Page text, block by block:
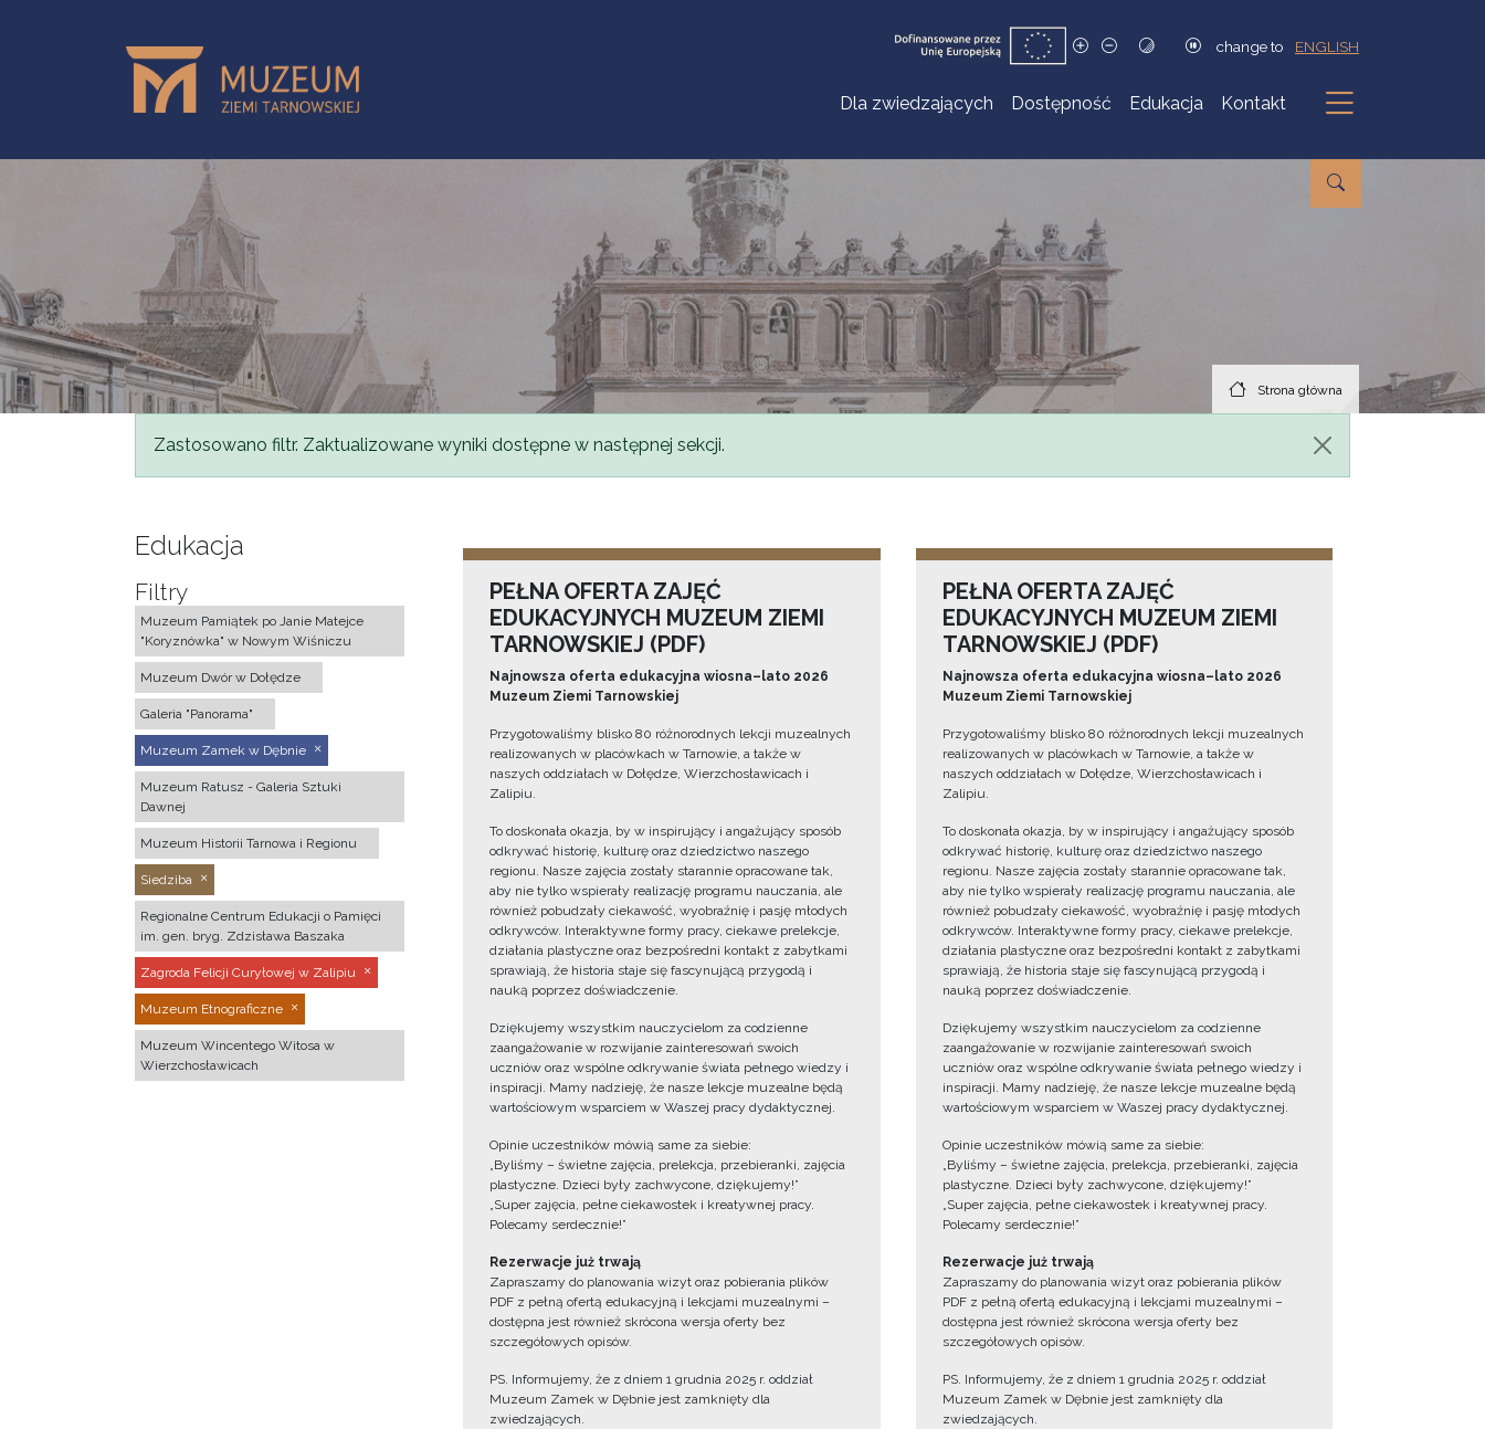
change to ENGLISH
Dla zwiedzających Dostępność Edukacja Kontakt
Podmenu
Strona główna
Komunikat
Zastosowano filtr. Zaktualizowane wyniki dostępne w następnej sekcji.
Edukacja
Filtry
Muzeum Pamiątek po Janie Matejce
"Koryznówka" w Nowym Wiśniczu
Muzeum Dwór w Dołędze
Galeria "Panorama"
Muzeum Zamek w Dębnie
Muzeum Ratusz - Galeria Sztuki
Dawnej
Muzeum Historii Tarnowa i Regionu
Siedziba
Regionalne Centrum Edukacji o Pamięci
im. gen. bryg. Zdzisława Baszaka
Zagroda Felicji Curyłowej w Zalipiu
Muzeum Etnograficzne
Muzeum Wincentego Witosa w
Wierzchosławicach
PEŁNA OFERTA ZAJĘĆ
EDUKACYJNYCH MUZEUM ZIEMI
TARNOWSKIEJ (PDF)
Najnowsza oferta edukacyjna wiosna–lato 2026
Muzeum Ziemi Tarnowskiej
Przygotowaliśmy blisko 80 różnorodnych lekcji muzealnych
realizowanych w placówkach w Tarnowie, a także w
naszych oddziałach w Dołędze, Wierzchosławicach i
Zalipiu.
To doskonała okazja, by w inspirujący i angażujący sposób
odkrywać historię, kulturę oraz dziedzictwo naszego
regionu. Nasze zajęcia zostały starannie opracowane tak,
aby nie tylko wspierały realizację programu nauczania, ale
również pobudzały ciekawość, wyobraźnię i pasję młodych
odkrywców. Interaktywne formy pracy, ciekawe prelekcje,
działania plastyczne oraz bezpośredni kontakt z zabytkami
sprawiają, że historia staje się fascynującą przygodą i
nauką poprzez doświadczenie.
Dziękujemy wszystkim nauczycielom za codzienne
zaangażowanie w rozwijanie zainteresowań swoich
uczniów oraz wspólne odkrywanie świata pełnego wiedzy i
inspiracji. Mamy nadzieję, że nasze lekcje muzealne będą
wartościowym wsparciem w Waszej pracy dydaktycznej.
Opinie uczestników mówią same za siebie:
„Byliśmy – świetne zajęcia, prelekcja, przebieranki, zajęcia
plastyczne. Dzieci były zachwycone, dziękujemy!”
„Super zajęcia, pełne ciekawostek i kreatywnej pracy.
Polecamy serdecznie!”
Rezerwacje już trwają
Zapraszamy do planowania wizyt oraz pobierania plików
PDF z pełną ofertą edukacyjną i lekcjami muzealnymi –
dostępna jest również skrócona wersja oferty bez
szczegółowych opisów.
PS. Informujemy, że z dniem 1 grudnia 2025 r. oddział
Muzeum Zamek w Dębnie jest zamknięty dla
zwiedzających.
PEŁNA OFERTA ZAJĘĆ
EDUKACYJNYCH MUZEUM ZIEMI
TARNOWSKIEJ (PDF)
Najnowsza oferta edukacyjna wiosna–lato 2026
Muzeum Ziemi Tarnowskiej
Przygotowaliśmy blisko 80 różnorodnych lekcji muzealnych
realizowanych w placówkach w Tarnowie, a także w
naszych oddziałach w Dołędze, Wierzchosławicach i
Zalipiu.
To doskonała okazja, by w inspirujący i angażujący sposób
odkrywać historię, kulturę oraz dziedzictwo naszego
regionu. Nasze zajęcia zostały starannie opracowane tak,
aby nie tylko wspierały realizację programu nauczania, ale
również pobudzały ciekawość, wyobraźnię i pasję młodych
odkrywców. Interaktywne formy pracy, ciekawe prelekcje,
działania plastyczne oraz bezpośredni kontakt z zabytkami
sprawiają, że historia staje się fascynującą przygodą i
nauką poprzez doświadczenie.
Dziękujemy wszystkim nauczycielom za codzienne
zaangażowanie w rozwijanie zainteresowań swoich
uczniów oraz wspólne odkrywanie świata pełnego wiedzy i
inspiracji. Mamy nadzieję, że nasze lekcje muzealne będą
wartościowym wsparciem w Waszej pracy dydaktycznej.
Opinie uczestników mówią same za siebie:
„Byliśmy – świetne zajęcia, prelekcja, przebieranki, zajęcia
plastyczne. Dzieci były zachwycone, dziękujemy!”
„Super zajęcia, pełne ciekawostek i kreatywnej pracy.
Polecamy serdecznie!”
Rezerwacje już trwają
Zapraszamy do planowania wizyt oraz pobierania plików
PDF z pełną ofertą edukacyjną i lekcjami muzealnymi –
dostępna jest również skrócona wersja oferty bez
szczegółowych opisów.
PS. Informujemy, że z dniem 1 grudnia 2025 r. oddział
Muzeum Zamek w Dębnie jest zamknięty dla
zwiedzających.